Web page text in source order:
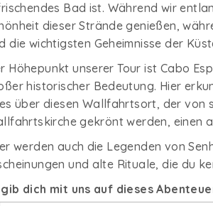
Bad ist. Während wir
dieser Strände genießen,
die wichtigsten Geheimnisse der
Höhepunkt unserer Tour ist Cabo
historischer Bedeutung. Hier
über diesen Wallfahrtsort, der von
gekrönt werden, einen
werden auch die Legenden von
und alte Rituale, die du
dich mit uns auf dieses